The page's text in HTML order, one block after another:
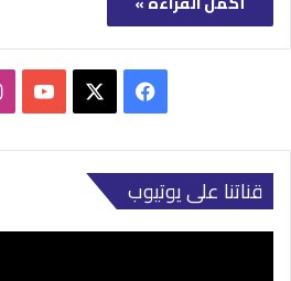
فيسبوك
قناتنا على يوتيوب